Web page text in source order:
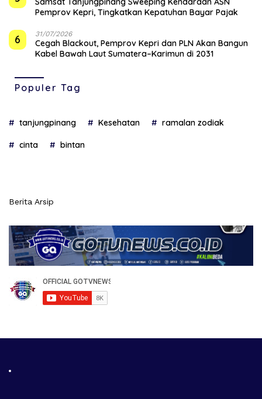
Pemprov Kepri, Tingkatkan Kepatuhan Bayar Pajak
6 31/07/2026
Cegah Blackout, Pemprov Kepri dan PLN Akan Bangun
Kabel Bawah Laut Sumatera–Karimun di 2031
Populer Tag
tanjungpinang Kesehatan ramalan zodiak
cinta bintan
Berita Arsip